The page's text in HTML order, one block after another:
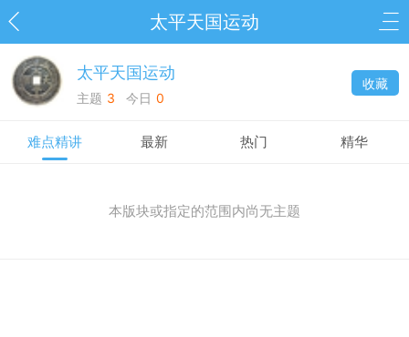
太平天国运动
太平天国运动
主题 3 今日 0
收藏
难点精讲 最新 热门 精华
本版块或指定的范围内尚无主题